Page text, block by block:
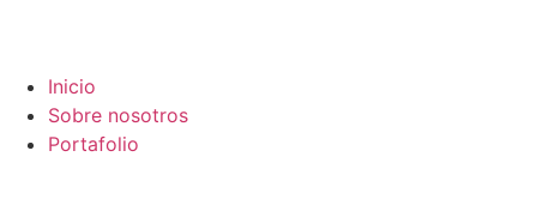
Inicio
Sobre nosotros
Portafolio